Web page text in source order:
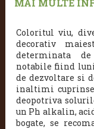
MAI MULTE
Coloritul viu,
decorativ
determinata
notabile fiind
de dezvoltare si
inaltimi
deopotriva
un Ph alkalin,
bogate, se